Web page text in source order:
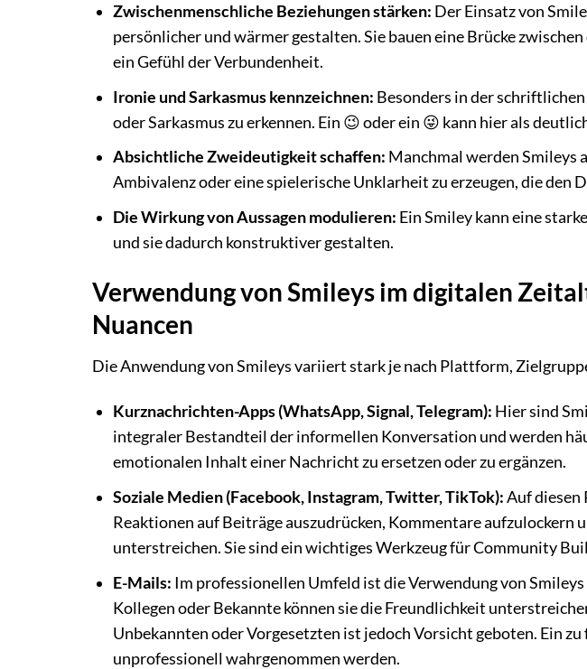
Zwischenmenschliche Beziehungen stärken: Der Einsatz von
persönlicher und wärmer gestalten. Sie bauen eine Brücke
ein Gefühl der Verbundenheit.
Ironie und Sarkasmus kennzeichnen: Besonders in der
oder Sarkasmus zu erkennen. Ein 😉 oder ein 😜 kann hier als
Absichtliche Zweideutigkeit schaffen: Manchmal werden Smileys
Ambivalenz oder eine spielerische Unklarheit zu erzeugen, die den
Die Wirkung von Aussagen modulieren: Ein Smiley kann eine
und sie dadurch konstruktiver gestalten.
Verwendung von Smileys im digitalen
Nuancen
Die Anwendung von Smileys variiert stark je nach Plattform,
Kurznachrichten-Apps (WhatsApp, Signal, Telegram): Hier sind
integraler Bestandteil der informellen Konversation und werden
emotionalen Inhalt einer Nachricht zu ersetzen oder zu ergänzen.
Soziale Medien (Facebook, Instagram, Twitter, TikTok):Auf diesen
Reaktionen auf Beiträge auszudrücken, Kommentare aufzulockern
unterstreichen. Sie sind ein wichtiges Werkzeug für Community
E-Mails: Im professionellen Umfeld ist die Verwendung von
Kollegen oder Bekannte können sie die Freundlichkeit
Unbekannten oder Vorgesetzten ist jedoch Vorsicht geboten. Ein zu
unprofessionell wahrgenommen werden.